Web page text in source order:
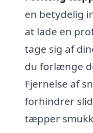
en betydelig
at lade en
tage sig af
du forlænge
Fjernelse af
forhindrer
tæpper